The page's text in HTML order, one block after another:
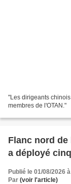
"Les dirigeants
membres de l'OTAN."
Flanc nord de
a déployé
Publié le 01/08/2026
Par (voir l'article)